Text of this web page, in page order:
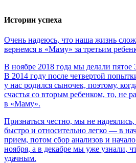
Истории успеха
Очень надеюсь, что наша жизнь
вернемся в «Маму» за третьим
В ноябре 2018 года мы делали
В 2014 году после четвертой
у нас родился сыночек, поэтому,
счастья со вторым ребенком, то, не
в «Маму».
Признаться честно, мы не
быстро и относительно легко — в
прием, потом сбор анализов и
ноября, а в декабре мы уже узнали,
удачным.